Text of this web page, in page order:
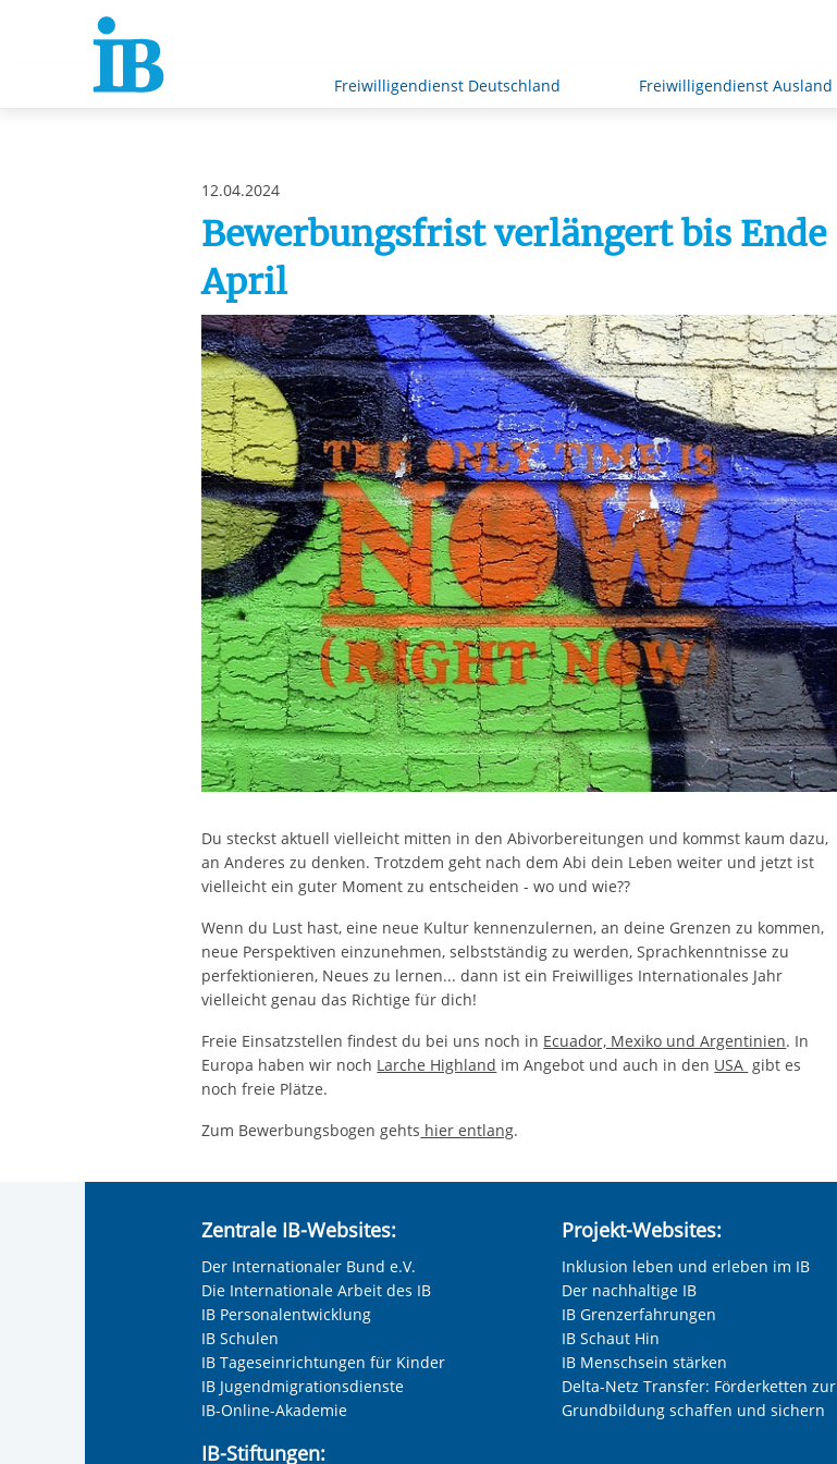
Freiwilligendienst Deutschland
Freiwilligendienst Ausland
12.04.2024
Bewerbungsfrist verlängert bis Ende
April
Du steckst aktuell vielleicht mitten in den Abivorbereitungen und kommst kaum dazu,
an Anderes zu denken. Trotzdem geht nach dem Abi dein Leben weiter und jetzt ist
vielleicht ein guter Moment zu entscheiden - wo und wie??
Wenn du Lust hast, eine neue Kultur kennenzulernen, an deine Grenzen zu kommen,
neue Perspektiven einzunehmen, selbstständig zu werden, Sprachkenntnisse zu
perfektionieren, Neues zu lernen... dann ist ein Freiwilliges Internationales Jahr
vielleicht genau das Richtige für dich!
Freie Einsatzstellen findest du bei uns noch in Ecuador, Mexiko und Argentinien. In
Europa haben wir noch Larche Highland im Angebot und auch in den USA gibt es
noch freie Plätze.
Zum Bewerbungsbogen gehts hier entlang.
Zentrale IB-Websites:
Der Internationaler Bund e.V.
Die Internationale Arbeit des IB
IB Personalentwicklung
IB Schulen
IB Tageseinrichtungen für Kinder
IB Jugendmigrationsdienste
IB-Online-Akademie
IB-Stiftungen:
Projekt-Websites:
Inklusion leben und erleben im IB
Der nachhaltige IB
IB Grenzerfahrungen
IB Schaut Hin
IB Menschsein stärken
Delta-Netz Transfer: Förderketten zur
Grundbildung schaffen und sichern